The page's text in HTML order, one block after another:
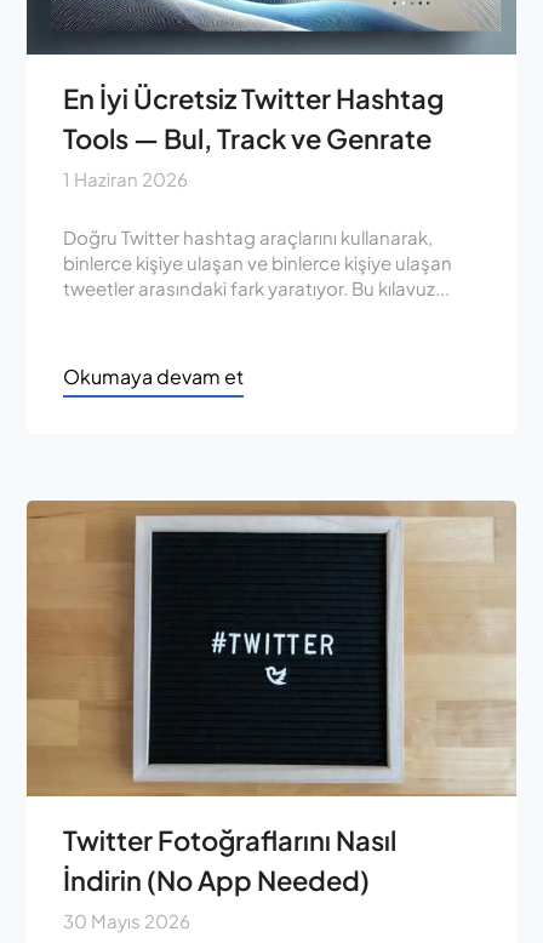
En İyi Ücretsiz Twitter Hashtag
Tools — Bul, Track ve Genrate
1 Haziran 2026
Doğru Twitter hashtag araçlarını kullanarak,
binlerce kişiye ulaşan ve binlerce kişiye ulaşan
tweetler arasındaki fark yaratıyor. Bu kılavuz...
Okumaya devam et
Twitter Fotoğraflarını Nasıl
İndirin (No App Needed)
30 Mayıs 2026